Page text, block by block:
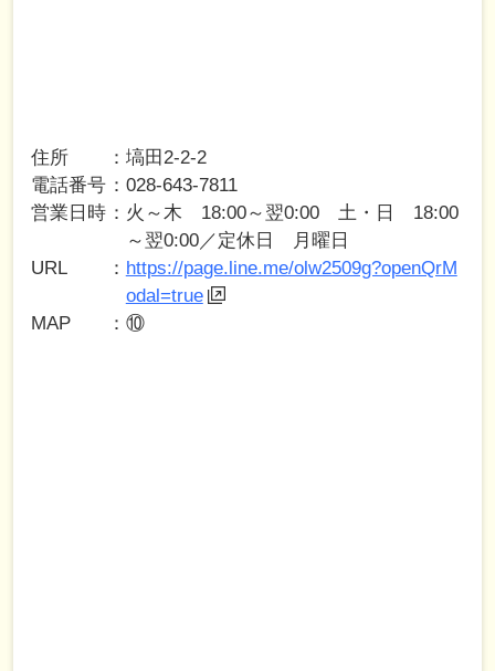
住所
塙田2-2-2
電話番号
028-643-7811
営業日時
火～木 18:00～翌0:00 土・日 18:00
～翌0:00／定休日 月曜日
URL
https://page.line.me/olw2509g?openQrM
odal=true
MAP
⑩